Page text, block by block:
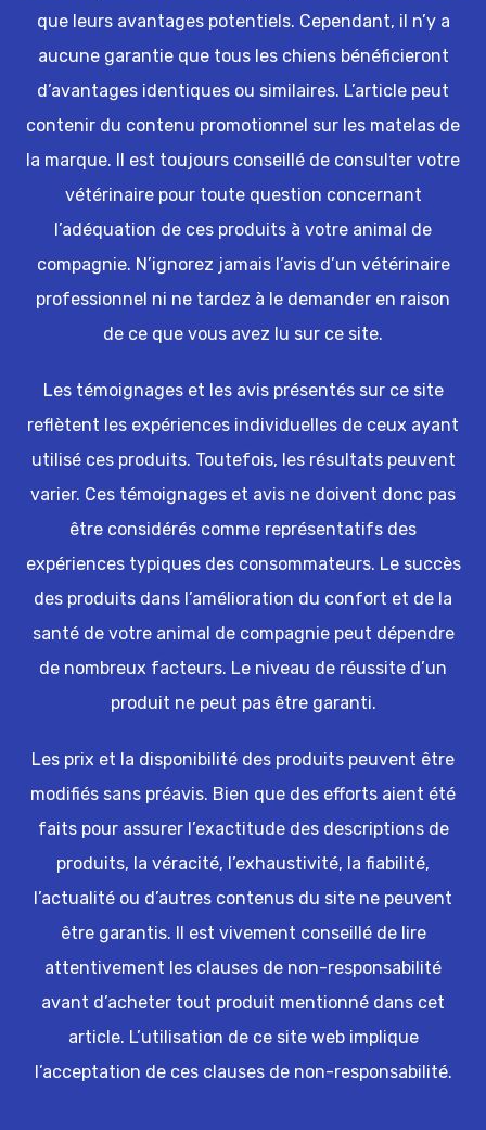
que leurs avantages potentiels. Cependant, il n’y a
aucune garantie que tous les chiens bénéficieront
d’avantages identiques ou similaires. L’article peut
contenir du contenu promotionnel sur les matelas de
la marque. Il est toujours conseillé de consulter votre
vétérinaire pour toute question concernant
l’adéquation de ces produits à votre animal de
compagnie. N’ignorez jamais l’avis d’un vétérinaire
professionnel ni ne tardez à le demander en raison
de ce que vous avez lu sur ce site.
Les témoignages et les avis présentés sur ce site
reflètent les expériences individuelles de ceux ayant
utilisé ces produits. Toutefois, les résultats peuvent
varier. Ces témoignages et avis ne doivent donc pas
être considérés comme représentatifs des
expériences typiques des consommateurs. Le succès
des produits dans l’amélioration du confort et de la
santé de votre animal de compagnie peut dépendre
de nombreux facteurs. Le niveau de réussite d’un
produit ne peut pas être garanti.
Les prix et la disponibilité des produits peuvent être
modifiés sans préavis. Bien que des efforts aient été
faits pour assurer l’exactitude des descriptions de
produits, la véracité, l’exhaustivité, la fiabilité,
l’actualité ou d’autres contenus du site ne peuvent
être garantis. Il est vivement conseillé de lire
attentivement les clauses de non-responsabilité
avant d’acheter tout produit mentionné dans cet
article. L’utilisation de ce site web implique
l’acceptation de ces clauses de non-responsabilité.